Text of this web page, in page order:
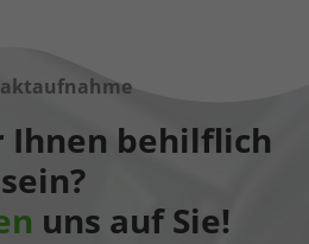
Ihnen behilflich
sein?
uns auf Sie!